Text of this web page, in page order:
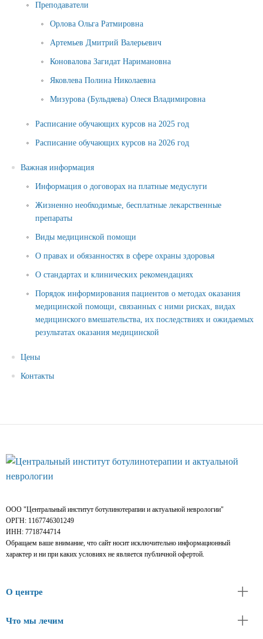
Преподаватели
Орлова Ольга Ратмировна
Артемьев Дмитрий Валерьевич
Коновалова Загидат Наримановна
Яковлева Полина Николаевна
Мизурова (Бульдяева) Олеся Владимировна
Расписание обучающих курсов на 2025 год
Расписание обучающих курсов на 2026 год
Важная информация
Информация о договорах на платные медуслуги
Жизненно необходимые, бесплатные лекарственные
препараты
Виды медицинской помощи
О правах и обязанностях в сфере охраны здоровья
О стандартах и клинических рекомендациях
Порядок информирования пациентов о методах оказания
медицинской помощи, связанных с ними рисках, видах
медицинского вмешательства, их последствиях и ожидаемых
результатах оказания медицинской
Цены
Контакты
ООО "Центральный институт ботулинотерапии и актуальной неврологии"
ОРГН: 1167746301249
ИНН: 7718744714
Обращаем ваше внимание, что сайт носит исключительно информационный
характер и ни при каких условиях не является публичной офертой.
О центре
Что мы лечим